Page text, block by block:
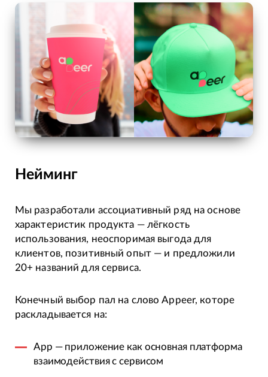
Нейминг
Мы разработали ассоциативный ряд на основе
характеристик продукта — лёгкость
использования, неоспоримая выгода для
клиентов, позитивный опыт — и предложили
20+ названий для сервиса.
Конечный выбор пал на слово Appeer, которе
раскладывается на:
App — приложение как основная платформа
взаимодействия с сервисом